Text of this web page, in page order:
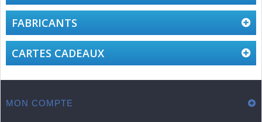
FABRICANTS
CARTES CADEAUX
MON COMPTE